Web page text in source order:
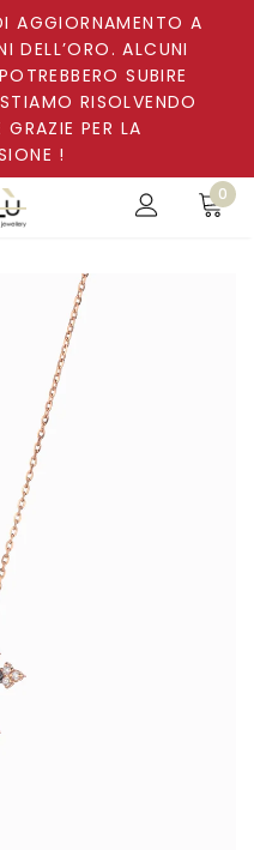
AGGIORNAMENTO A
DELL’ORO. ALCUNI
SUBIRE
RISOLVENDO
GRAZIE PER LA
!
0